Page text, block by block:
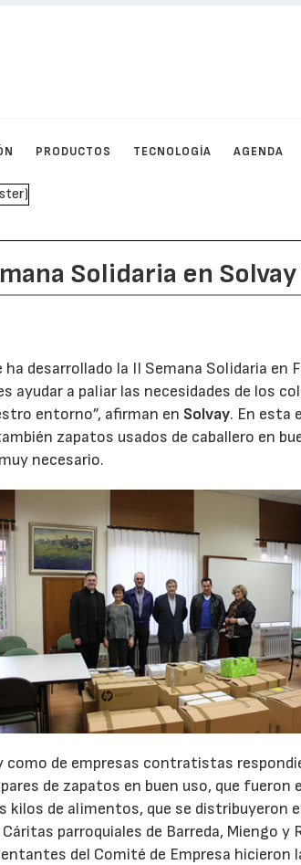
PRODUCTOS TECNOLOGÍA AGENDA
Solidaria en
desarrollado la II Semana Solidaria en
ayudar a paliar las necesidades de los
entorno”, afirman en Solvay. En esta
zapatos usados de caballero en
necesario.
como de empresas contratistas
de zapatos en buen uso, que fueron
kilos de alimentos, que se distribuyeron
parroquiales de Barreda, Miengo y
del Comité de Empresa hicieron